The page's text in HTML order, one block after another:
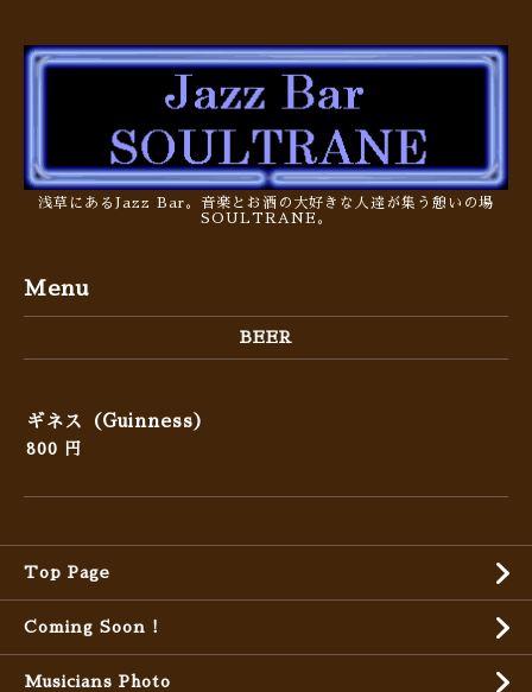
浅草にあるJazz Bar。音楽とお酒の大好きな人達が集う憩いの場
SOULTRANE。
Menu
BEER
ギネス（Guinness）
800 円
Top Page
Coming Soon !
Musicians Photo